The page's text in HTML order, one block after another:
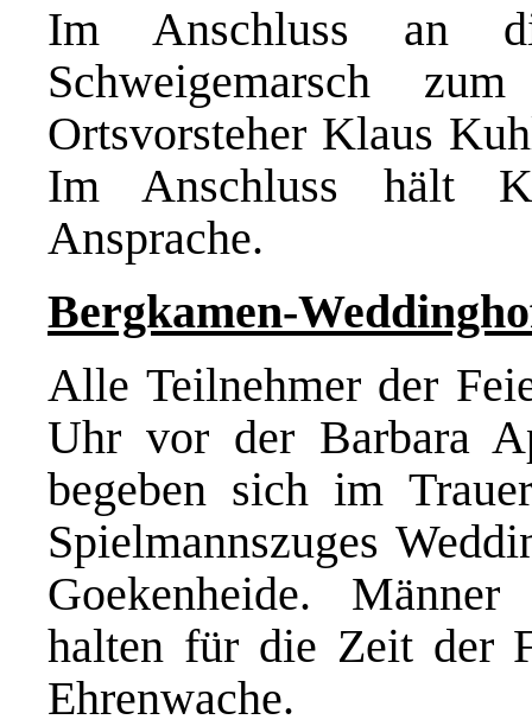
Im Anschluss an
Schweigemarsch
Ortsvorsteher Klaus
Im Anschluss hält
Ansprache.
Bergkamen-
Alle Teilnehmer der
Uhr vor der Barbara
begeben sich im
Spielmannszuges
Goekenheide.
halten für die Zeit der
Ehrenwache.